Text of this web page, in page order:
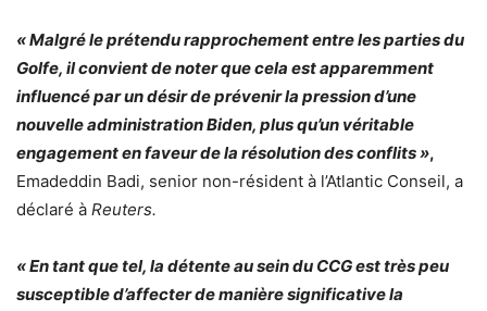
« Malgré le prétendu rapprochement entre les parties du
Golfe, il convient de noter que cela est apparemment
influencé par un désir de prévenir la pression d’une
nouvelle administration Biden, plus qu’un véritable
engagement en faveur de la résolution des conflits »,
Emadeddin Badi, senior non-résident à l’Atlantic Conseil, a
déclaré à Reuters.
« En tant que tel, la détente au sein du CCG est très peu
susceptible d’affecter de manière significative la